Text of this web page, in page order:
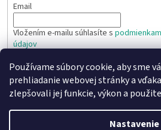
Používame súbory cookie, aby sme
prehliadanie webovej stránky a
zlepšovali jej funkcie, výkon a
Nastavenie
Email
Vložením e-mailu súhlasíte s
údajov
PRIHLÁSIŤ SA
Vytvoril